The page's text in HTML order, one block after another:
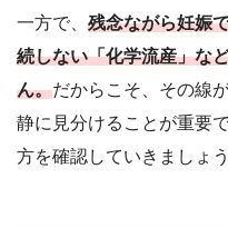
一方で、 残念ながら妊娠
続しない「化学流産」な
ん。だからこそ、その線
静に見分けることが重要
方を確認していきましょう